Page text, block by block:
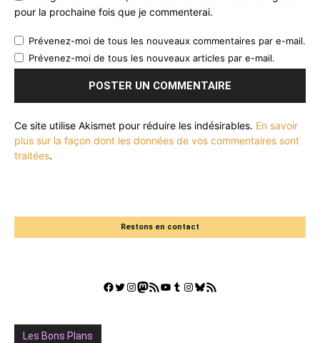
pour la prochaine fois que je commenterai.
Prévenez-moi de tous les nouveaux commentaires par e-mail.
Prévenez-moi de tous les nouveaux articles par e-mail.
Ce site utilise Akismet pour réduire les indésirables. En savoir
plus sur la façon dont les données de vos commentaires sont
traitées.
Restons en contact
Facebook
Twitter
Instagram
Mastodon
Flux RSSYouTube
Tumblr
Instagram
Bluesky
GestGame
Les Bons Plans